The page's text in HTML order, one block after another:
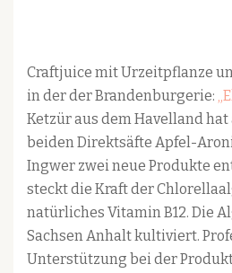
Craftjuice mit Urzeitpflanze
in der der Brandenburgerie:
Ketzür aus dem Havelland
beiden Direktsäfte Apfel-
Ingwer zwei neue Produkte
steckt die Kraft der
natürliches Vitamin B12. Die
Sachsen Anhalt kultiviert.
Unterstützung bei der